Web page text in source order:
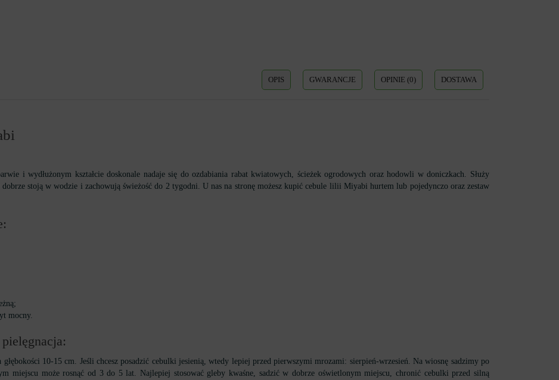
OPIS GWARANCJE OPINIE (0) DOSTAWA
i wydłużonym kształcie doskonale nadaje się do ozdabiania rabat kwiatowych, ścieżek ogrodowych oraz hodowli w doniczkach. Służy
stoją w wodzie i zachowują świeżość do 2 tygodni. U nas na stronę możesz kupić cebule lilii Miyabi hurtem lub pojedynczo oraz zestaw
mocny.
10-15 cm. Jeśli chcesz posadzić cebulki jesienią, wtedy lepiej przed pierwszymi mrozami: sierpień-wrzesień. Na wiosnę sadzimy po
miejscu może rosnąć od 3 do 5 lat. Najlepiej stosować gleby kwaśne, sadzić w dobrze oświetlonym miejscu, chronić cebulki przed silną